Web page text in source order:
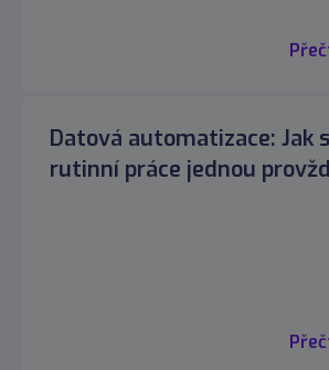
Datová automatizace: Jak
rutinní práce jednou